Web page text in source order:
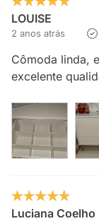
LOUISE
2 anos atrás
Cômoda linda,
excelente
Luciana Coelho